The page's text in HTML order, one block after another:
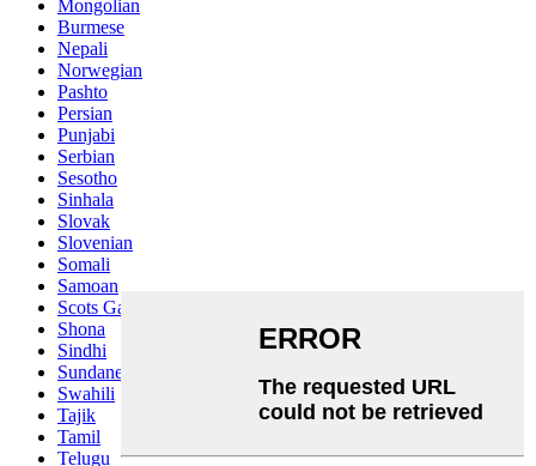
Mongolian
Burmese
Nepali
Norwegian
Pashto
Persian
Punjabi
Serbian
Sesotho
Sinhala
Slovak
Slovenian
Somali
Samoan
Scots Gaelic
Shona
Sindhi
Sundanese
Swahili
Tajik
Tamil
Telugu